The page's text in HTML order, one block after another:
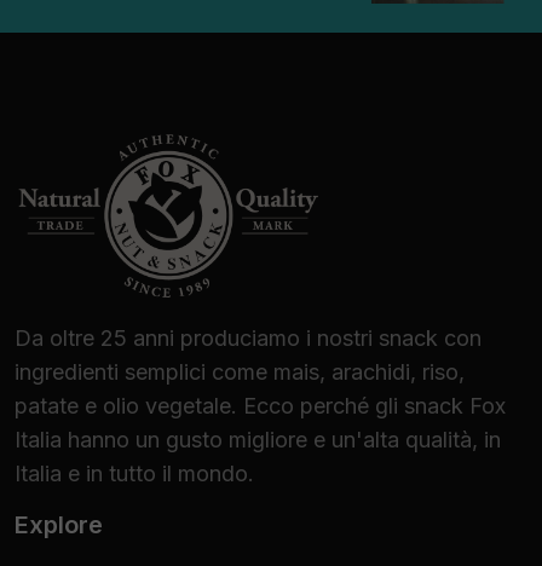
Da oltre 25 anni produciamo i nostri snack con
ingredienti semplici come mais, arachidi, riso,
patate e olio vegetale. Ecco perché gli snack Fox
Italia hanno un gusto migliore e un'alta qualità, in
Italia e in tutto il mondo.
Explore